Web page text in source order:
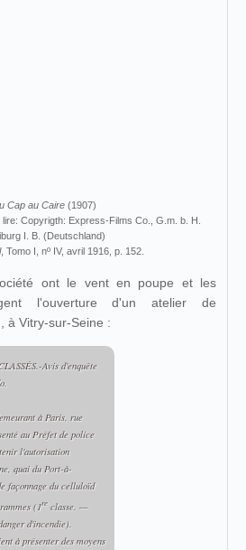
Cap au Caire (1907)
Copyrigth: Express-Films Co., G.m. b. H.
I. B. (Deutschland)
, Tomo I, nº IV, avril 1916, p. 152.
ont le vent en poupe et les
l'ouverture d'un atelier de
à Vitry-sur-Seine :
Avis d'enquête
.
à Paris, rue
au Préfet de police
l'autorisation
quai du Port-à-
façonnage du celluloïd
(1re classe. —
d'incendie).
à présenter des moyens